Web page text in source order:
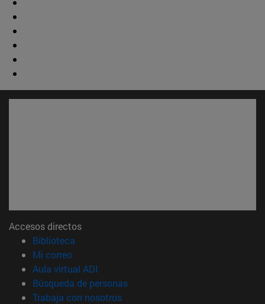
Accesos directos
Biblioteca
Mi correo(abre en nueva ventana)
Aula virtual ADI
Búsqueda de personas(abre en nueva ventana)
Trabaja con nosotros(abre en nueva ventana)